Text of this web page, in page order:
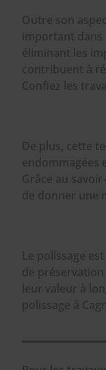
Outre son
important
éliminant les
contribuent à
Confiez les
De plus, cette
endommagées
Grâce au
de donner une
Le polissage
de
leur valeur à
polissage à